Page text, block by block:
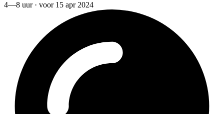
4—8 uur · voor 15 apr 2024